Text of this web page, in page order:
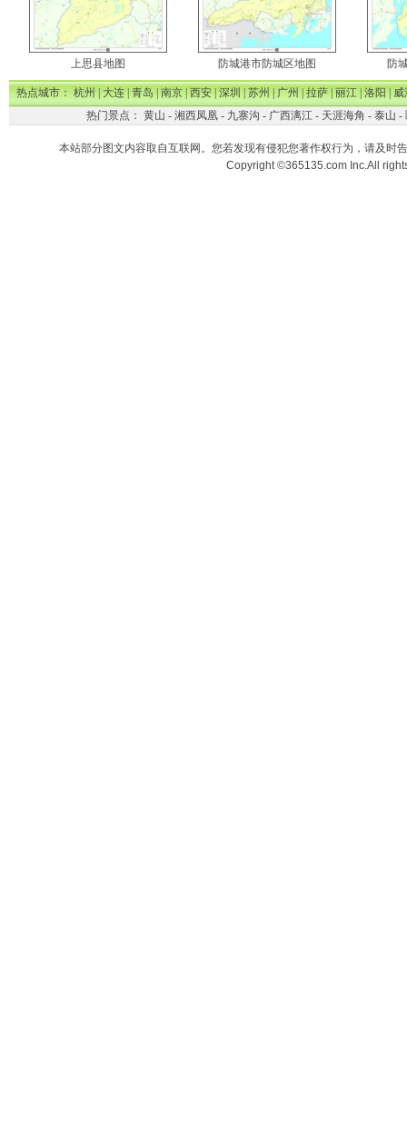
上思县地图 防城港市防城区地图 防
热点城市：杭州|大连|青岛|南京|西安|深圳|苏州|广州|拉萨|丽江|洛阳|威
热门景点： 黄山 - 湘西凤凰- 九寨沟 - 广西漓江- 天涯海角 - 泰山 -
本站部分图文内容取自互联网。您若发现有侵犯您著作权行为，请及时
Copyright ©365135.com Inc.All